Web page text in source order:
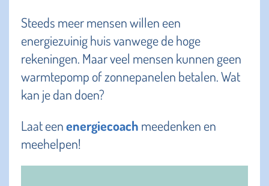
Steeds meer mensen willen een
energiezuinig huis vanwege de hoge
rekeningen. Maar veel mensen kunnen geen
warmtepomp of zonnepanelen betalen. Wat
kan je dan doen?
Laat eenenergiecoach meedenken en
meehelpen!